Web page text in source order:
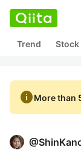
Trend Stock
infoMore than
@